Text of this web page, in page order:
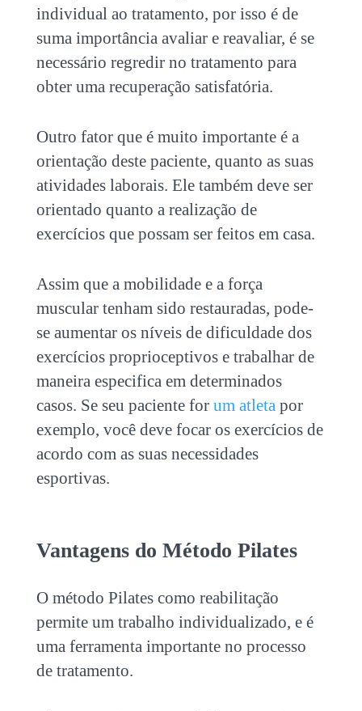
individual ao tratamento, por isso é de
suma importância avaliar e reavaliar, é se
necessário regredir no tratamento para
obter uma recuperação satisfatória.
Outro fator que é muito importante é a
orientação deste paciente, quanto as suas
atividades laborais. Ele também deve ser
orientado quanto a realização de
exercícios que possam ser feitos em casa.
Assim que a mobilidade e a força
muscular tenham sido restauradas, pode-
se aumentar os níveis de dificuldade dos
exercícios proprioceptivos e trabalhar de
maneira especifica em determinados
casos. Se seu paciente for um atletapor
exemplo, você deve focar os exercícios de
acordo com as suas necessidades
esportivas.
Vantagens do Método Pilates
O método Pilates como reabilitação
permite um trabalho individualizado, e é
uma ferramenta importante no processo
de tratamento.